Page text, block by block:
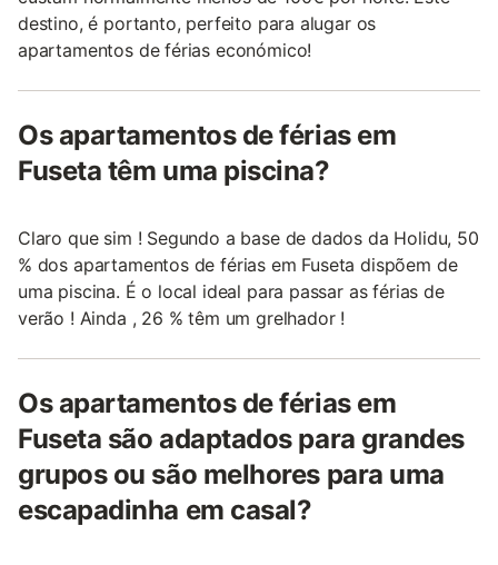
destino, é portanto, perfeito para alugar os
apartamentos de férias económico!
Os apartamentos de férias em
Fuseta têm uma piscina?
Claro que sim ! Segundo a base de dados da Holidu, 50
% dos apartamentos de férias em Fuseta dispõem de
uma piscina. É o local ideal para passar as férias de
verão ! Ainda , 26 % têm um grelhador !
Os apartamentos de férias em
Fuseta são adaptados para grandes
grupos ou são melhores para uma
escapadinha em casal?